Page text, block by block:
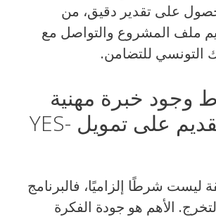
على تقدير دقيق، من
ملف المشروع والتواصل مع
التونسي للتضامن.
وجود خبرة مهنية
سابقة للتقديم على تمويل YES-
ليست شرطًا إلزاميًا، فالبرنامج
الأهم هو جودة الفكرة